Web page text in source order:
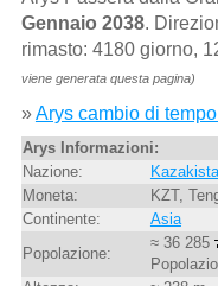
Gennaio 2038.
rimasto: 4180 giorno,
viene generata questa pagina)
»Arys cambio di
Arys Informazioni:
Nazione:
Moneta:
KZT,
Continente:
Asia
Popolazione:
≈ 36 285